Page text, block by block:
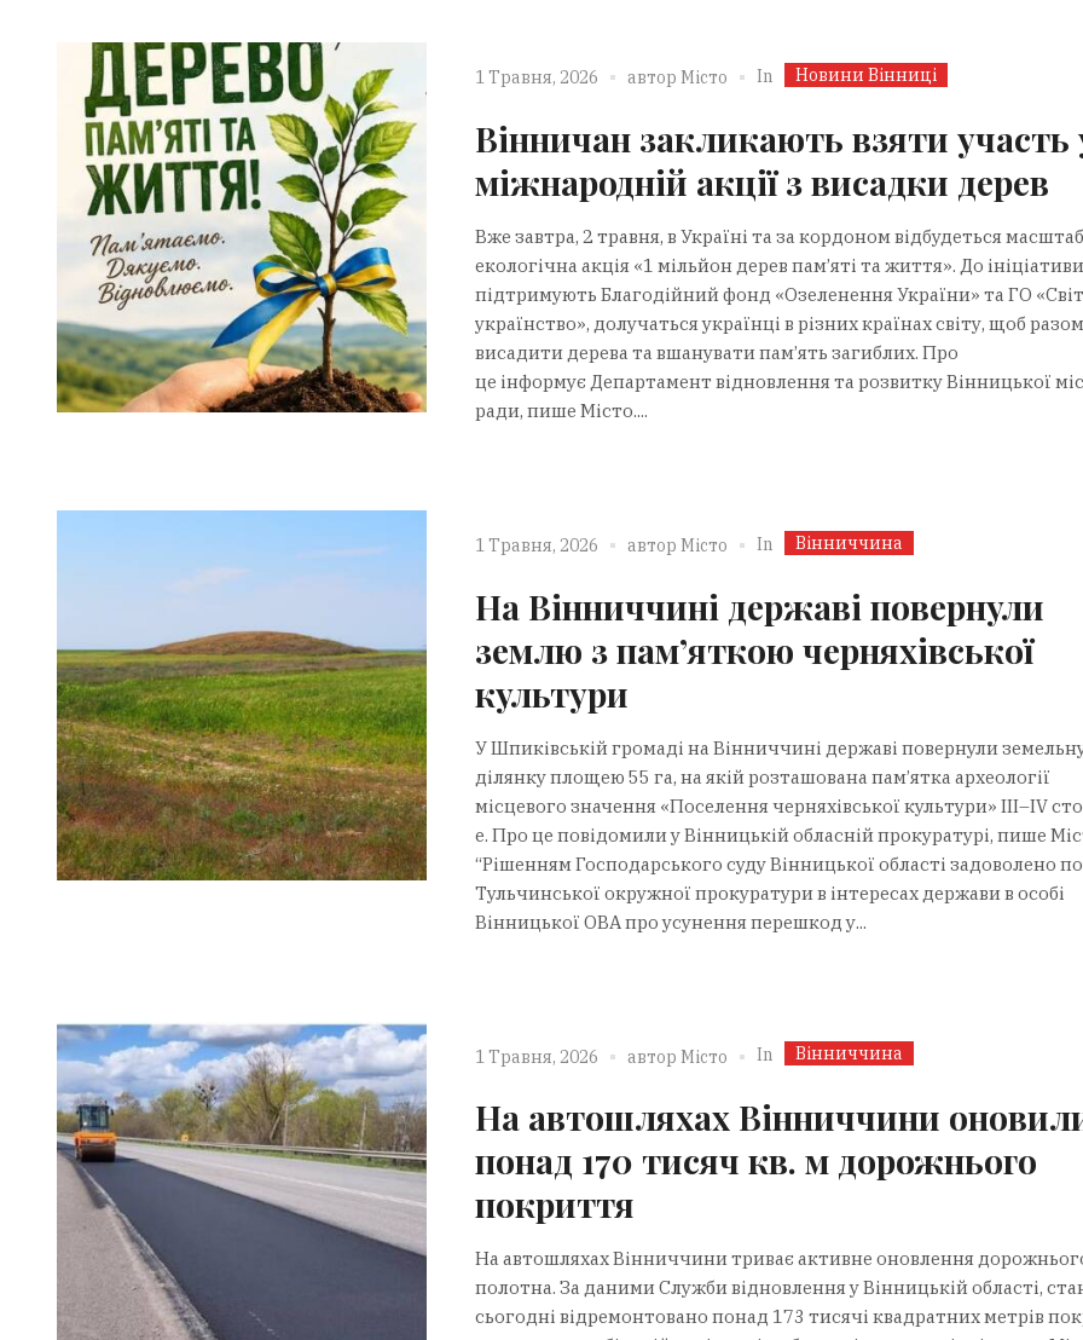
1 Травня, 2026 автор Місто In Новини Вінниці
Вінничан закликають взяти участь
міжнародній акції з висадки дерев
Вже завтра, 2 травня, в Україні та за кордоном відбудеться
екологічна акція «1 мільйон дерев пам’яті та життя». До
підтримують Благодійний фонд «Озеленення України» та ГО
українство», долучаться українці в різних країнах світу, щоб разом
висадити дерева та вшанувати пам’ять загиблих. Про
це інформує Департамент відновлення та розвитку Вінницької
ради, пише Місто....
1 Травня, 2026 автор Місто In Вінниччина
На Вінниччині державі повернули
землю з пам’яткою черняхівської
культури
У Шпиківській громаді на Вінниччині державі повернули
ділянку площею 55 га, на якій розташована пам’ятка археології
місцевого значення «Поселення черняхівської культури» ІІІ–IV
е. Про це повідомили у Вінницькій обласній прокуратурі, пише
“Рішенням Господарського суду Вінницької області задоволено
Тульчинської окружної прокуратури в інтересах держави в особі
Вінницької ОВА про усунення перешкод у...
1 Травня, 2026 автор Місто In Вінниччина
На автошляхах Вінниччини
понад 170 тисяч кв. м дорожнього
покриття
На автошляхах Вінниччини триває активне оновлення
полотна. За даними Служби відновлення у Вінницькій області,
сьогодні відремонтовано понад 173 тисячі квадратних метрів